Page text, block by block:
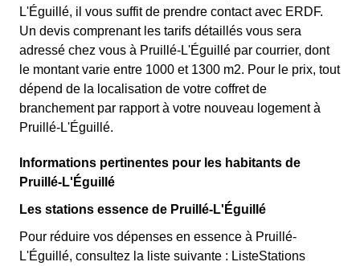
L'Éguillé, il vous suffit de prendre contact avec ERDF.
Un devis comprenant les tarifs détaillés vous sera
adressé chez vous à Pruillé-L'Éguillé par courrier, dont
le montant varie entre 1000 et 1300 m2. Pour le prix, tout
dépend de la localisation de votre coffret de
branchement par rapport à votre nouveau logement à
Pruillé-L'Éguillé.
Informations pertinentes pour les habitants de
Pruillé-L'Éguillé
Les stations essence de Pruillé-L'Éguillé
Pour réduire vos dépenses en essence à Pruillé-
L'Éguillé, consultez la liste suivante : ListeStations